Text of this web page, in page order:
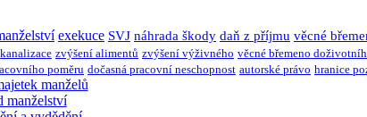
exekuce SVJ náhrada škody daň z příjmu věcné
kanalizace zvýšení alimentů zvýšení výživného věcné břemeno
poměru dočasná pracovní neschopnost autorské právo hranice